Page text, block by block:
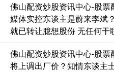
国债指数 229.69
佛山配资炒股资讯中心-股
媒体实控东谈主是蔚来李斌
就已转让臆想股份 无任何干
佛山配资炒股资讯中心-股
将上调出厂价？知情东谈主